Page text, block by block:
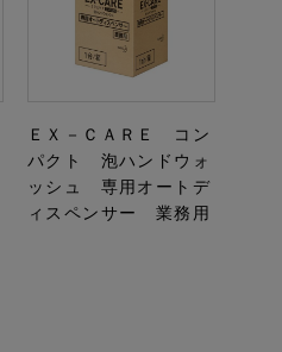
ＥＸ－ＣＡＲＥ コン
パクト 泡ハンドウォ
ッシュ 専用オートデ
ィスペンサー 業務用